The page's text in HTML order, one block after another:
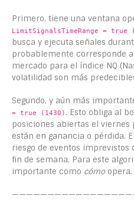
Primero, tiene una ventana
LimitSignalsTimeRange = true
busca y ejecuta señales
probablemente corresponde
mercado para el índice NQ
volatilidad son más
Segundo, y aún más
= true (1430). Esto obliga al
posiciones abiertas el
están en ganancia o pérdida.
riesgo de eventos
fin de semana. Para este
importante como cómoopera.